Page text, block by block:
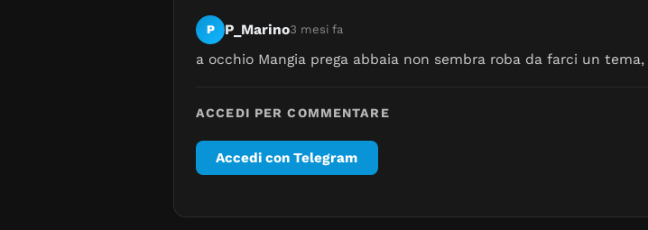
P P_Marino3 mesi fa
a occhio Mangia prega abbaia non sembra roba da farci un
ACCEDI PER COMMENTARE
Accedi con Telegram